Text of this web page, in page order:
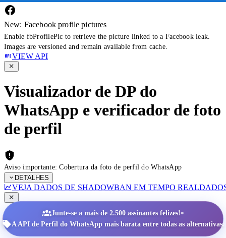
New: Facebook profile pictures
Enable fbProfilePic to retrieve the picture linked to a Facebook leak.
Images are versioned and remain available from cache.
VIEW API
Visualizador de DP do
WhatsApp e verificador de foto
de perfil
Aviso importante: Cobertura da foto de perfil do WhatsApp
DETALHES
VEJA DADOS DE SHADOWBAN EM TEMPO REAL
Junte-se a mais de 2.500 assinantes felizes!•
A API de Perfil do WhatsApp mais barata entre todas as alternativas.